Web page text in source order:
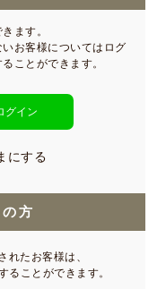
ます。
お客様についてはログ
ことができます。
グイン
にする
方
れたお客様は、
ることができます。